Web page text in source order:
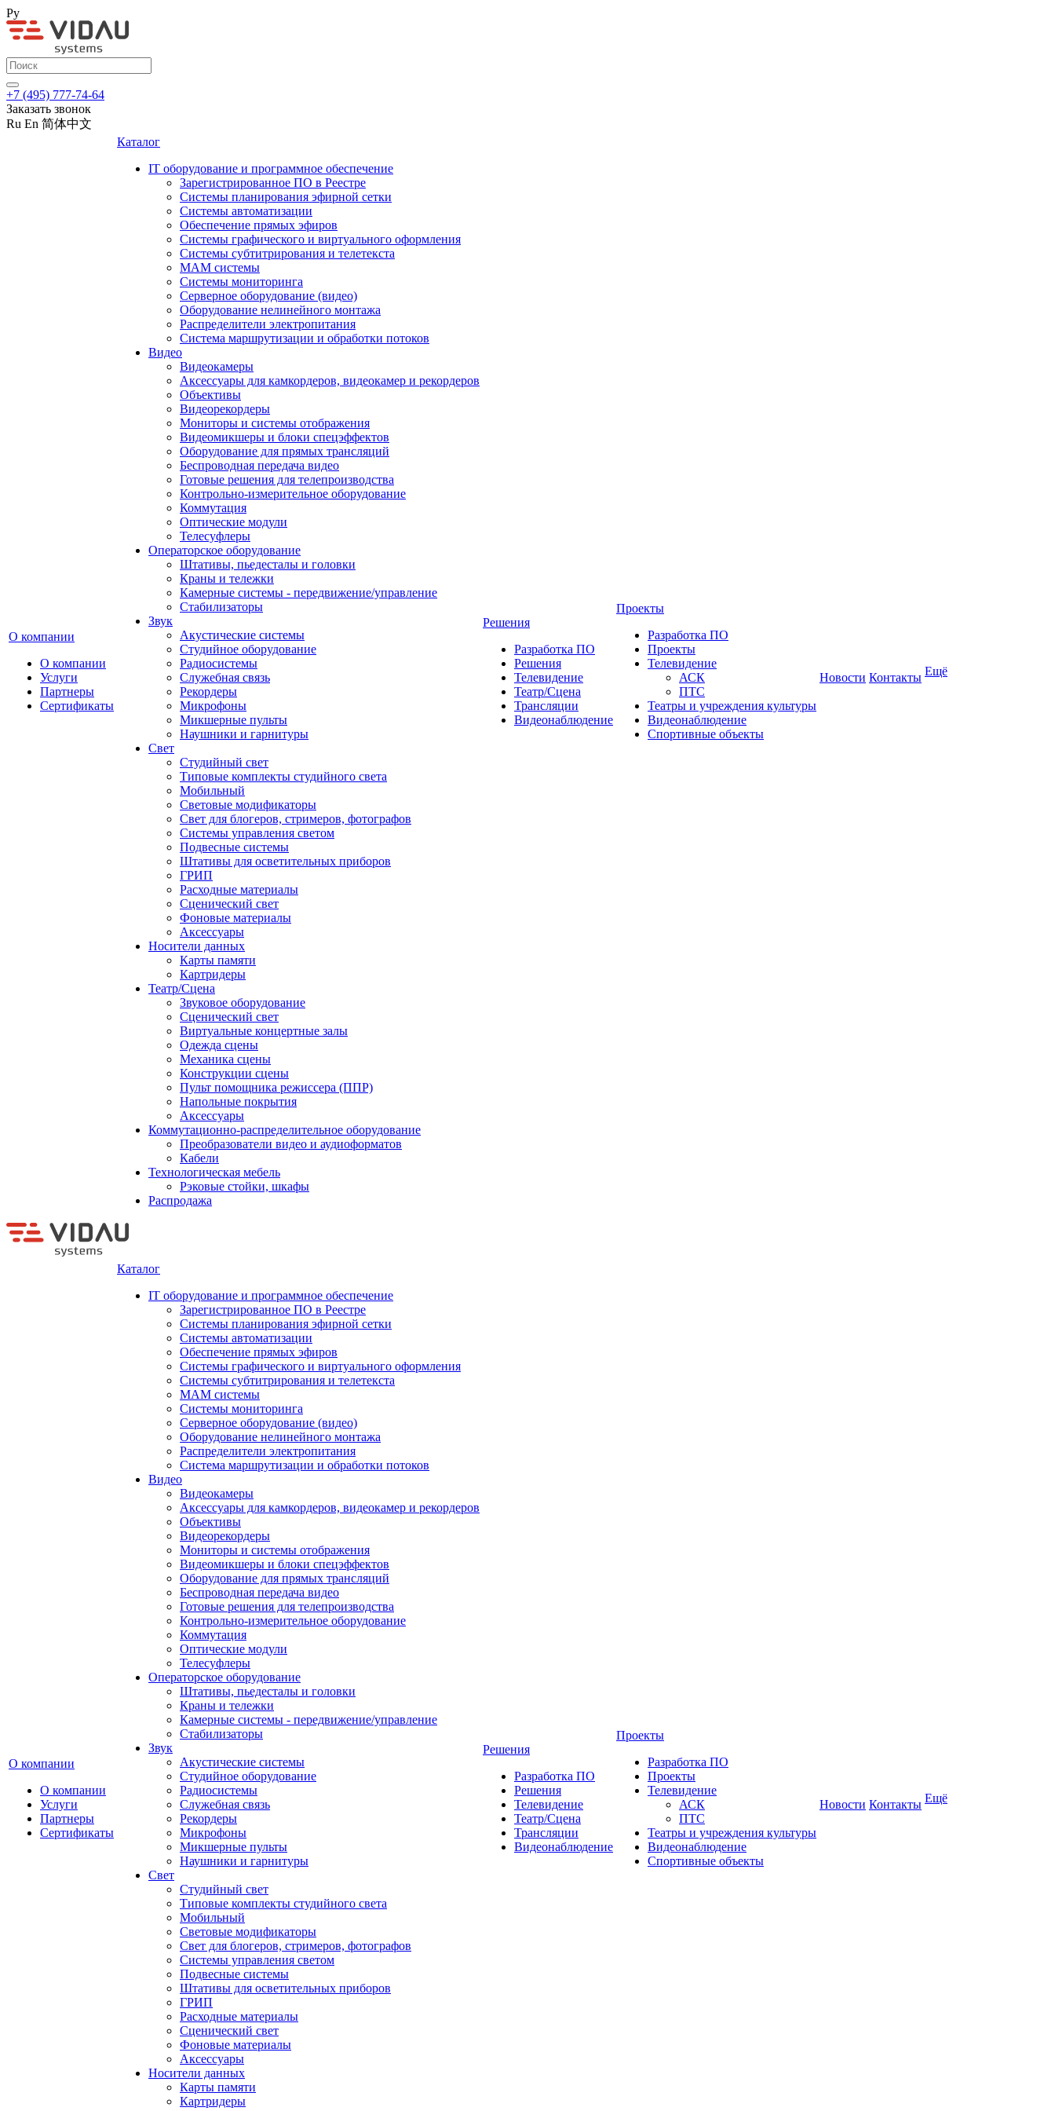
Ру
+7 (495) 777-74-64
Заказать звонок
Ru En 简体中文
О компании
О компании
Услуги
Партнеры
Сертификаты
Каталог
IT оборудование и программное обеспечение
Зарегистрированное ПО в Реестре
Системы планирования эфирной сетки
Системы автоматизации
Обеспечение прямых эфиров
Системы графического и виртуального оформления
Системы субтитрирования и телетекста
MAM системы
Системы мониторинга
Серверное оборудование (видео)
Оборудование нелинейного монтажа
Распределители электропитания
Система маршрутизации и обработки потоков
Видео
Видеокамеры
Аксессуары для камкордеров, видеокамер и рекордеров
Объективы
Видеорекордеры
Мониторы и системы отображения
Видеомикшеры и блоки спецэффектов
Оборудование для прямых трансляций
Беспроводная передача видео
Готовые решения для телепроизводства
Контрольно-измерительное оборудование
Коммутация
Оптические модули
Телесуфлеры
Операторское оборудование
Штативы, пьедесталы и головки
Краны и тележки
Камерные системы - передвижение/управление
Стабилизаторы
Звук
Акустические системы
Студийное оборудование
Радиосистемы
Служебная связь
Рекордеры
Микрофоны
Микшерные пульты
Наушники и гарнитуры
Свет
Студийный свет
Типовые комплекты студийного света
Мобильный
Световые модификаторы
Свет для блогеров, стримеров, фотографов
Системы управления светом
Подвесные системы
Штативы для осветительных приборов
ГРИП
Расходные материалы
Сценический свет
Фоновые материалы
Аксессуары
Носители данных
Карты памяти
Картридеры
Театр/Сцена
Звуковое оборудование
Сценический свет
Виртуальные концертные залы
Одежда сцены
Механика сцены
Конструкции сцены
Пульт помощника режиссера (ППР)
Напольные покрытия
Аксессуары
Коммутационно-распределительное оборудование
Преобразователи видео и аудиоформатов
Кабели
Технологическая мебель
Рэковые стойки, шкафы
Распродажа
Решения
Разработка ПО
Решения
Телевидение
Театр/Сцена
Трансляции
Видеонаблюдение
Проекты
Разработка ПО
Проекты
Телевидение
АСК
ПТС
Театры и учреждения культуры
Видеонаблюдение
Спортивные объекты
Новости Контакты Ещё
О компании
О компании
Услуги
Партнеры
Сертификаты
Каталог
IT оборудование и программное обеспечение
Зарегистрированное ПО в Реестре
Системы планирования эфирной сетки
Системы автоматизации
Обеспечение прямых эфиров
Системы графического и виртуального оформления
Системы субтитрирования и телетекста
MAM системы
Системы мониторинга
Серверное оборудование (видео)
Оборудование нелинейного монтажа
Распределители электропитания
Система маршрутизации и обработки потоков
Видео
Видеокамеры
Аксессуары для камкордеров, видеокамер и рекордеров
Объективы
Видеорекордеры
Мониторы и системы отображения
Видеомикшеры и блоки спецэффектов
Оборудование для прямых трансляций
Беспроводная передача видео
Готовые решения для телепроизводства
Контрольно-измерительное оборудование
Коммутация
Оптические модули
Телесуфлеры
Операторское оборудование
Штативы, пьедесталы и головки
Краны и тележки
Камерные системы - передвижение/управление
Стабилизаторы
Звук
Акустические системы
Студийное оборудование
Радиосистемы
Служебная связь
Рекордеры
Микрофоны
Микшерные пульты
Наушники и гарнитуры
Свет
Студийный свет
Типовые комплекты студийного света
Мобильный
Световые модификаторы
Свет для блогеров, стримеров, фотографов
Системы управления светом
Подвесные системы
Штативы для осветительных приборов
ГРИП
Расходные материалы
Сценический свет
Фоновые материалы
Аксессуары
Носители данных
Карты памяти
Картридеры
Решения
Разработка ПО
Решения
Телевидение
Театр/Сцена
Трансляции
Видеонаблюдение
Проекты
Разработка ПО
Проекты
Телевидение
АСК
ПТС
Театры и учреждения культуры
Видеонаблюдение
Спортивные объекты
Новости Контакты Ещё